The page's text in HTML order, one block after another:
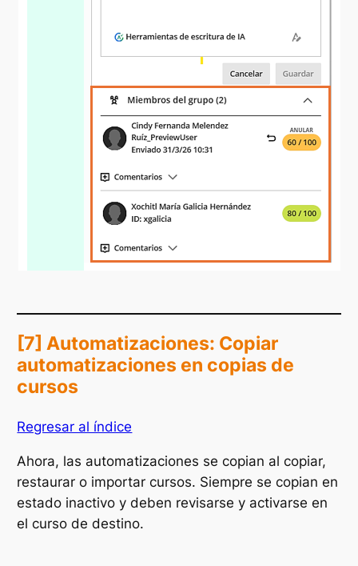
[7] Automatizaciones: Copiar
automatizaciones en copias de
cursos
Regresar al índice
Ahora, las automatizaciones se copian al copiar,
restaurar o importar cursos. Siempre se copian en
estado inactivo y deben revisarse y activarse en
el curso de destino.